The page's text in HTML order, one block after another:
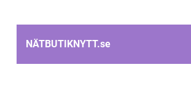
NÄTBUTIKNYTT.se